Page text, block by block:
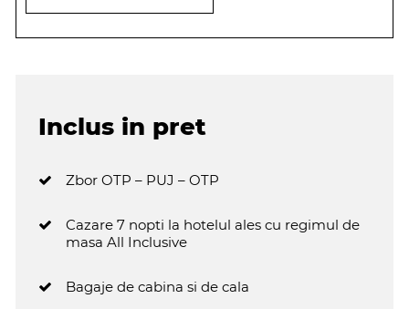
Inclus in pret
Zbor OTP – PUJ – OTP
Cazare 7 nopti la hotelul ales cu regimul de
masa All Inclusive
Bagaje de cabina si de cala